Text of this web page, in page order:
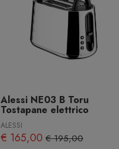
Alessi NE03 B Toru
Tostapane elettrico
ALESSI
€ 165,00 € 195,00